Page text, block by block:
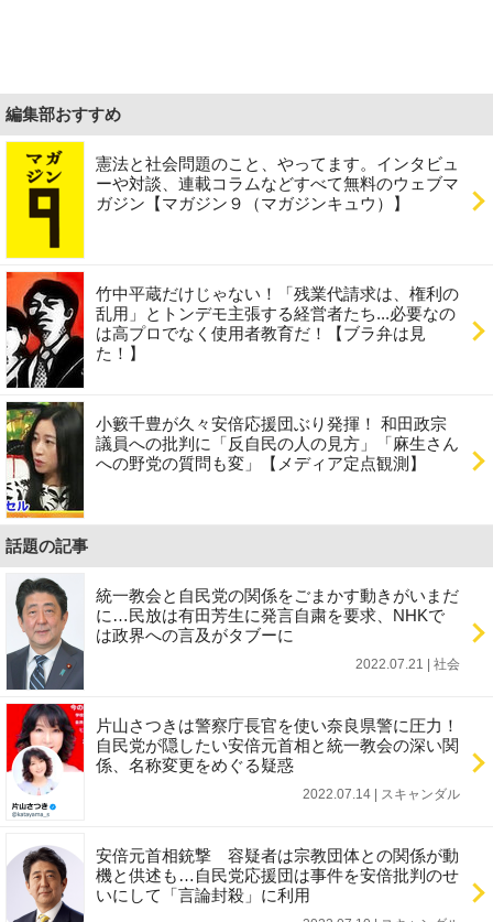
編集部おすすめ
憲法と社会問題のこと、やってます。インタビュ
ーや対談、連載コラムなどすべて無料のウェブマ
ガジン【マガジン９（マガジンキュウ）】
竹中平蔵だけじゃない！「残業代請求は、権利の
乱用」とトンデモ主張する経営者たち...必要なの
は高プロでなく使用者教育だ！【ブラ弁は見
た！】
小籔千豊が久々安倍応援団ぶり発揮！ 和田政宗
議員への批判に「反自民の人の見方」「麻生さん
への野党の質問も変」【メディア定点観測】
話題の記事
統一教会と自民党の関係をごまかす動きがいまだ
に…民放は有田芳生に発言自粛を要求、NHKで
は政界への言及がタブーに
2022.07.21 | 社会
片山さつきは警察庁長官を使い奈良県警に圧力！
自民党が隠したい安倍元首相と統一教会の深い関
係、名称変更をめぐる疑惑
2022.07.14 | スキャンダル
安倍元首相銃撃 容疑者は宗教団体との関係が動
機と供述も…自民党応援団は事件を安倍批判のせ
いにして「言論封殺」に利用